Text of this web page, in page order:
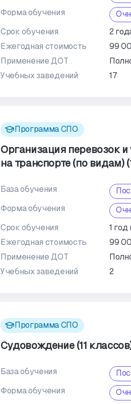
Форма обучения
Срок обучения
2
Ежегодная стоимость
99
Применение ДОТ
Учебных заведений
17
Программа СПО
Организация перевозок и
на транспорте (по видам)
База обучения
Форма обучения
Срок обучения
1
Ежегодная стоимость
99
Применение ДОТ
Учебных заведений
2
Программа СПО
Судовождение (11
База обучения
Форма обучения